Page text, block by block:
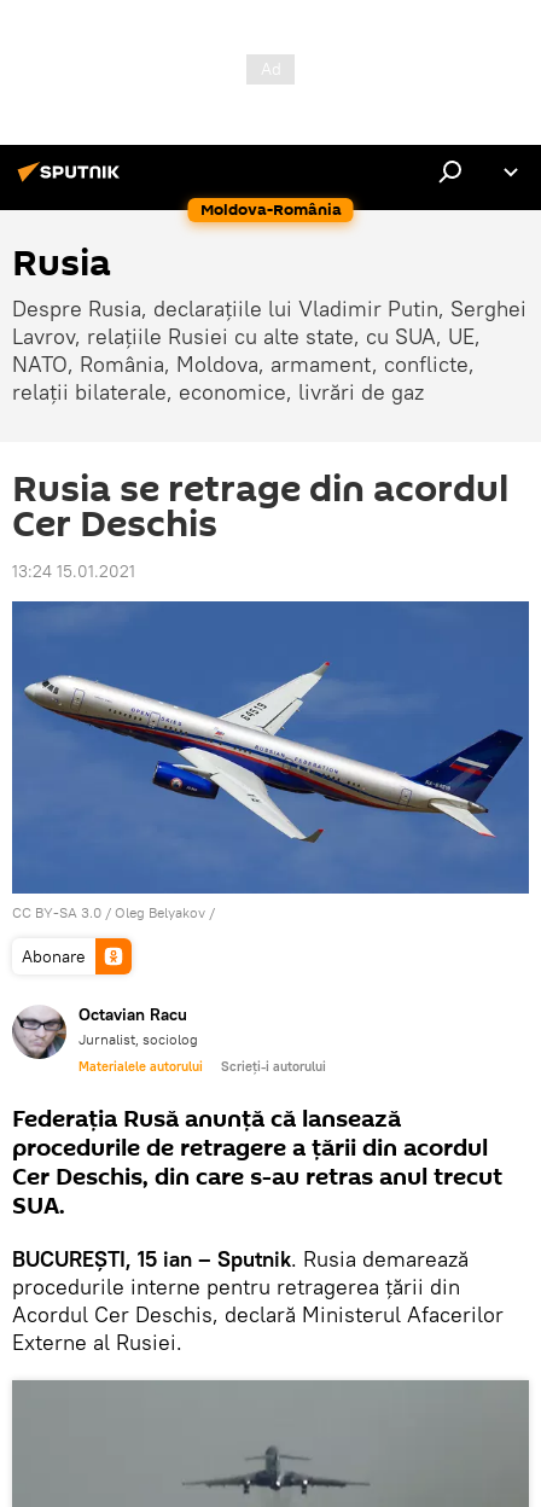
Moldova-România
Rusia
Despre Rusia, declarațiile lui Vladimir Putin, Serghei
Lavrov, relațiile Rusiei cu alte state, cu SUA, UE,
NATO, România, Moldova, armament, conflicte,
relații bilaterale, economice, livrări de gaz
Rusia se retrage din acordul
Cer Deschis
13:24 15.01.2021
CC BY-SA 3.0 / Oleg Belyakov /
Abonare
Octavian Racu
Jurnalist, sociolog
Materialele autorului Scrieți-i autorului
Federația Rusă anunță că lansează
procedurile de retragere a țării din acordul
Cer Deschis, din care s-au retras anul trecut
SUA.
BUCUREȘTI, 15 ian – Sputnik. Rusia demarează
procedurile interne pentru retragerea țării din
Acordul Cer Deschis, declară Ministerul Afacerilor
Externe al Rusiei.